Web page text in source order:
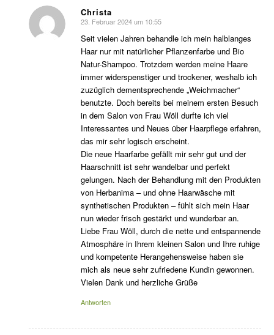
Christa
sagte:
23. Februar 2024 um 10:55
Seit vielen Jahren behandle ich mein halblanges
Haar nur mit natürlicher Pflanzenfarbe und Bio
Natur-Shampoo. Trotzdem werden meine Haare
immer widerspenstiger und trockener, weshalb ich
zuzüglich dementsprechende „Weichmacher“
benutzte. Doch bereits bei meinem ersten Besuch
in dem Salon von Frau Wöll durfte ich viel
Interessantes und Neues über Haarpflege erfahren,
das mir sehr logisch erscheint.
Die neue Haarfarbe gefällt mir sehr gut und der
Haarschnitt ist sehr wandelbar und perfekt
gelungen. Nach der Behandlung mit den Produkten
von Herbanima – und ohne Haarwäsche mit
synthetischen Produkten – fühlt sich mein Haar
nun wieder frisch gestärkt und wunderbar an.
Liebe Frau Wöll, durch die nette und entspannende
Atmosphäre in Ihrem kleinen Salon und Ihre ruhige
und kompetente Herangehensweise haben sie
mich als neue sehr zufriedene Kundin gewonnen.
Vielen Dank und herzliche Grüße
Antworten